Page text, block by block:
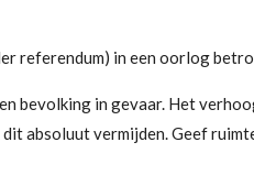
referendum) in een oorlog
bevolking in gevaar. Het
absoluut vermijden. Geef